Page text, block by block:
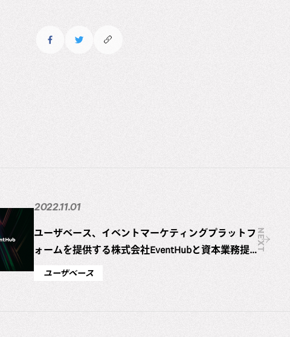
NEXT
2022.11.01
ユーザベース、イベントマーケティングプラットフ
ォームを提供する株式会社EventHubと資本業務提
ユーザベース